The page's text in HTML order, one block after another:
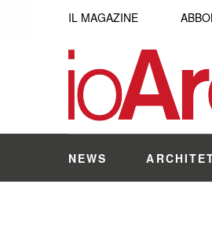
IL MAGAZINE
NEWS